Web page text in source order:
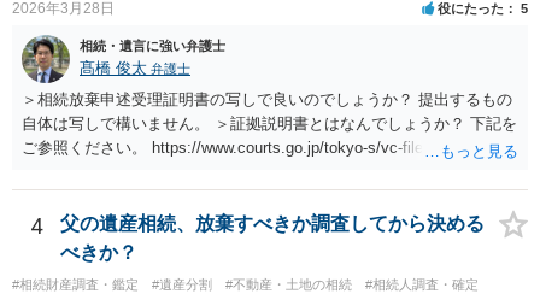
2026年3月28日 役にたった 5
相続・遺言に強い弁護士
髙橋 俊太 弁護士
＞相続放棄申述受理証明書の写しで良いのでしょうか？ 提出するもの
自体は写しで構いません。 ＞証拠説明書とはなんでしょうか？ 下記を
ご参照ください。 https://www.courts.go.jp/tokyo-s/vc-files/tokyo-s/file/
4
父の遺産相続、放棄すべきか調査してから決める
べきか？
#相続財産調査・鑑定 #遺産分割 #不動産・土地の相続
#相続人調査・確定